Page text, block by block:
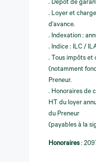
. Dépôt de
. Loyer et
d'avance.
. Indexation :
. Indice : ILC /
. Tous impôts et
(notamment
Preneur.
. Honoraires de
HT du loyer
du Preneur
(payables à la
Honoraires :